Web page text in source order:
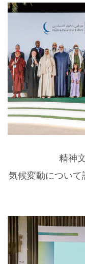
精神
気候変動につい